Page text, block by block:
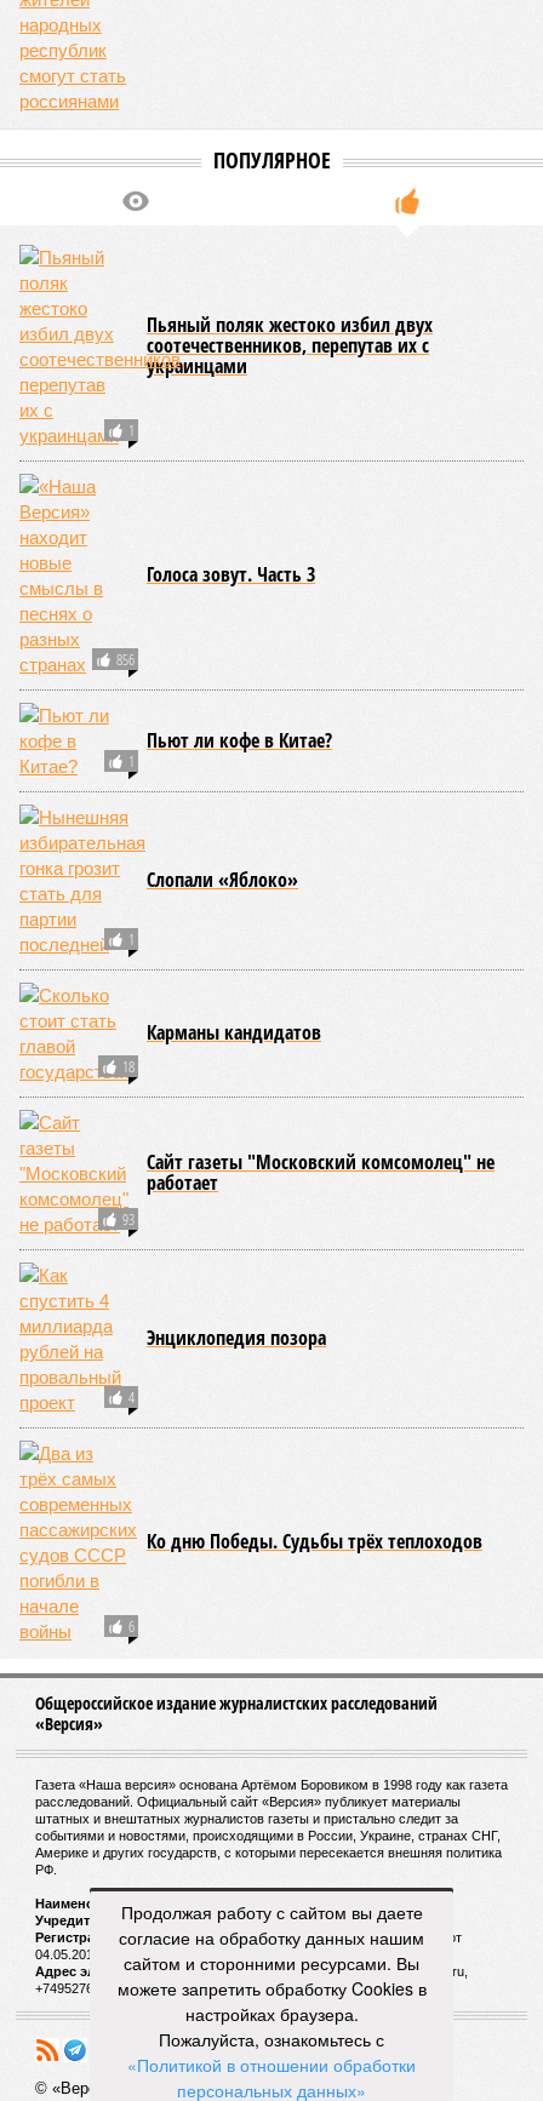
ПОПУЛЯРНОЕ
1
Пьяный поляк жестоко избил двух
соотечественников, перепутав их с
украинцами
856
Голоса зовут. Часть 3
1
Пьют ли кофе в Китае?
1
Слопали «Яблоко»
18
Карманы кандидатов
93
Сайт газеты "Московский комсомолец" не
работает
4
Энциклопедия позора
6
Ко дню Победы. Судьбы трёх теплоходов
Общероссийское издание журналистских расследований
«Версия»
Газета «Наша версия» основана Артёмом Боровиком в 1998 году как газета
расследований. Официальный сайт «Версия» публикует материалы
штатных и внештатных журналистов газеты и пристально следит за
событиями и новостями, происходящими в России, Украине, странах СНГ,
Америке и других государств, с которыми пересекается внешняя политика
РФ.
Наименование:
Учредитель:
ООО «Версия»,Главный редактор:Горевой Р. Г.
Регистрационный номер Роскомнадзора:ЭЛ № ФС 77 - 72681 от
04.05.2018 г.
Адрес электронной почты и телефон редакции:versia@versia.ru,
+74952760348
© «Версия»
Продолжая работу с сайтом вы даете
согласие на обработку данных нашим
сайтом и сторонними ресурсами. Вы
можете запретить обработку Cookies в
настройках браузера.
Пожалуйста, ознакомьтесь с
«Политикой в отношении обработки
персональных данных»